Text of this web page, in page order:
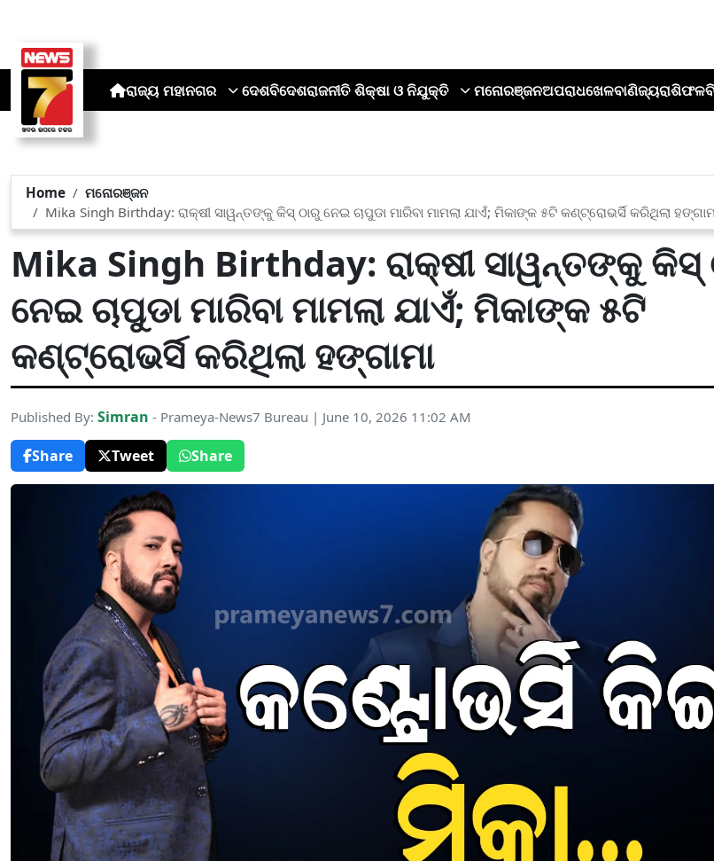
ରାଜ୍ୟ ମହାନଗର ଦେଶବିଦେଶରାଜନୀତି ଶିକ୍ଷା ଓ ନିଯୁକ୍ତି ମନୋରଞ୍ଜନଅପରାଧଖେଳବାଣିଜ୍ୟରାଶିଫଳ
Home
ମନୋରଞ୍ଜନ
Mika Singh Birthday: ରାକ୍ଷୀ ସାୱନ୍ତଙ୍କୁ କିସ୍ ଠାରୁ ନେଇ ଚାପୁଡା ମାରିବା ମାମଲା ଯାଏଁ; ମିକାଙ୍କ ୫ଟି କଣ୍ଟ୍ରୋଭର୍ସି କରିଥିଲା
Mika Singh Birthday: ରାକ୍ଷୀ ସାୱନ୍ତଙ୍କୁ କିସ୍
ନେଇ ଚାପୁଡା ମାରିବା ମାମଲା ଯାଏଁ; ମିକାଙ୍କ ୫ଟି
କଣ୍ଟ୍ରୋଭର୍ସି କରିଥିଲା ହଙ୍ଗାମା
Published By: Simran - Prameya-News7 Bureau | June 10, 2026 11:02 AM
Share
Tweet Share